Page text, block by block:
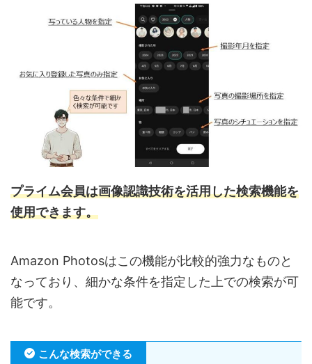
プライム会員は画像認識技術を活用した検索機能を
使用できます。
Amazon Photosはこの機能が比較的強力なものと
なっており、細かな条件を指定した上での検索が可
能です。
こんな検索ができる